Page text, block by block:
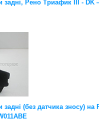
задні, Рено Триафик III - DK
задні (без датчика зносу) на